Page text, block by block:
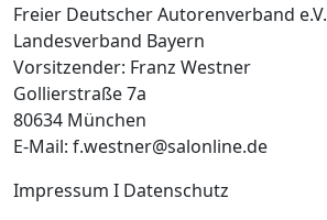
Freier Deutscher Autorenverband e.V.
Landesverband Bayern
Vorsitzender: Franz Westner
Gollierstraße 7a
80634 München
E-Mail: f.westner@salonline.de
Impressum I Datenschutz